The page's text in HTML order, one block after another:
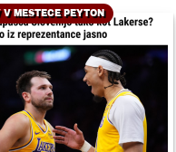
MESTECE PEYTON